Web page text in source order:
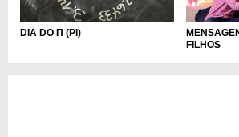
DIA DO Π (PI)
FILHOS